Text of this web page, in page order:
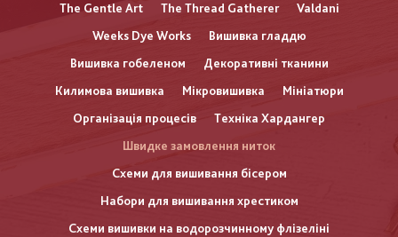
The Gentle Art
The Thread Gatherer
Valdani
Weeks Dye Works
Вишивка гладдю
Вишивка гобеленом
Декоративні тканини
Килимова вишивка
Мікровишивка
Мініатюри
Організація процесів
Техніка Хардангер
Швидке замовлення ниток
Схеми для вишивання бісером
Набори для вишивання хрестиком
Схеми вишивки на водорозчинному флізеліні